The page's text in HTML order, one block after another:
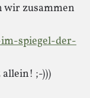
wir zusammen
spiegel-der-
allein! ;-)))